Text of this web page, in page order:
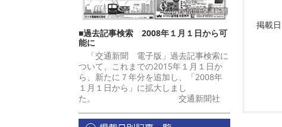
■過去記事検索 2008年１月１日から可
能に
「交通新聞 電子版」過去記事検索に
ついて、これまでの2015年１月１日か
ら、新たに７年分を追加し、「2008年
１月１日から」に拡大しまし
た。 交通新聞社
掲載日